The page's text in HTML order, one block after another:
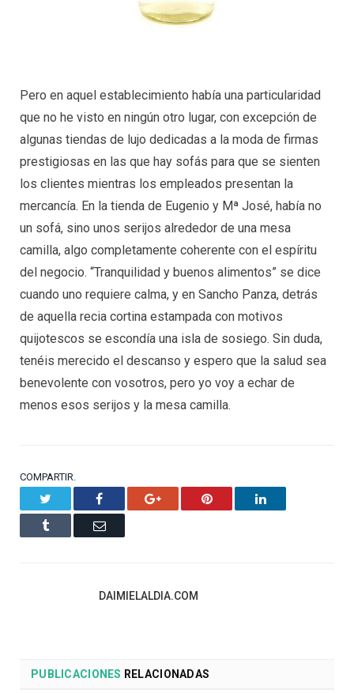
Pero en aquel establecimiento había una particularidad
que no he visto en ningún otro lugar, con excepción de
algunas tiendas de lujo dedicadas a la moda de firmas
prestigiosas en las que hay sofás para que se sienten
los clientes mientras los empleados presentan la
mercancía. En la tienda de Eugenio y Mª José, había no
un sofá, sino unos serijos alrededor de una mesa
camilla, algo completamente coherente con el espíritu
del negocio. “Tranquilidad y buenos alimentos” se dice
cuando uno requiere calma, y en Sancho Panza, detrás
de aquella recia cortina estampada con motivos
quijotescos se escondía una isla de sosiego. Sin duda,
tenéis merecido el descanso y espero que la salud sea
benevolente con vosotros, pero yo voy a echar de
menos esos serijos y la mesa camilla.
COMPARTIR.
Facebook Google+ Pinterest LinkedIn
Tumblr Email
DAIMIELALDIA.COM
PUBLICACIONES RELACIONADAS